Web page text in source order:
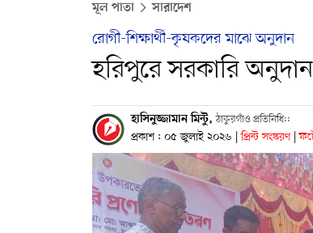
মূল পাতা সারাদেশ
রোগী-শিক্ষার্থী-কৃষকদের মাঝে অনুদান
হরিপুরে সরকারি
হাসিনুজ্জামান মিন্টু,ঠাকুরগাঁও প্রতিনিধি::
প্রকাশ : ০৫ জুলাই ২০২৬ | প্রিন্ট সংস্করণ |